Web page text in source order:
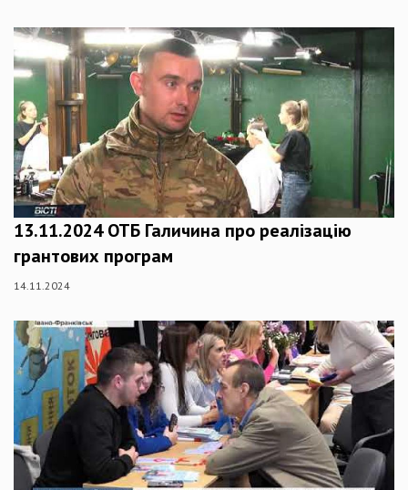
13.11.2024 ОТБ Галичина про реалізацію
грантових програм
14.11.2024